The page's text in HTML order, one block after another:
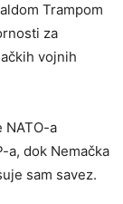
Trampom
za
vojnih
NATO-a
a, dok Nemačka
sam savez.